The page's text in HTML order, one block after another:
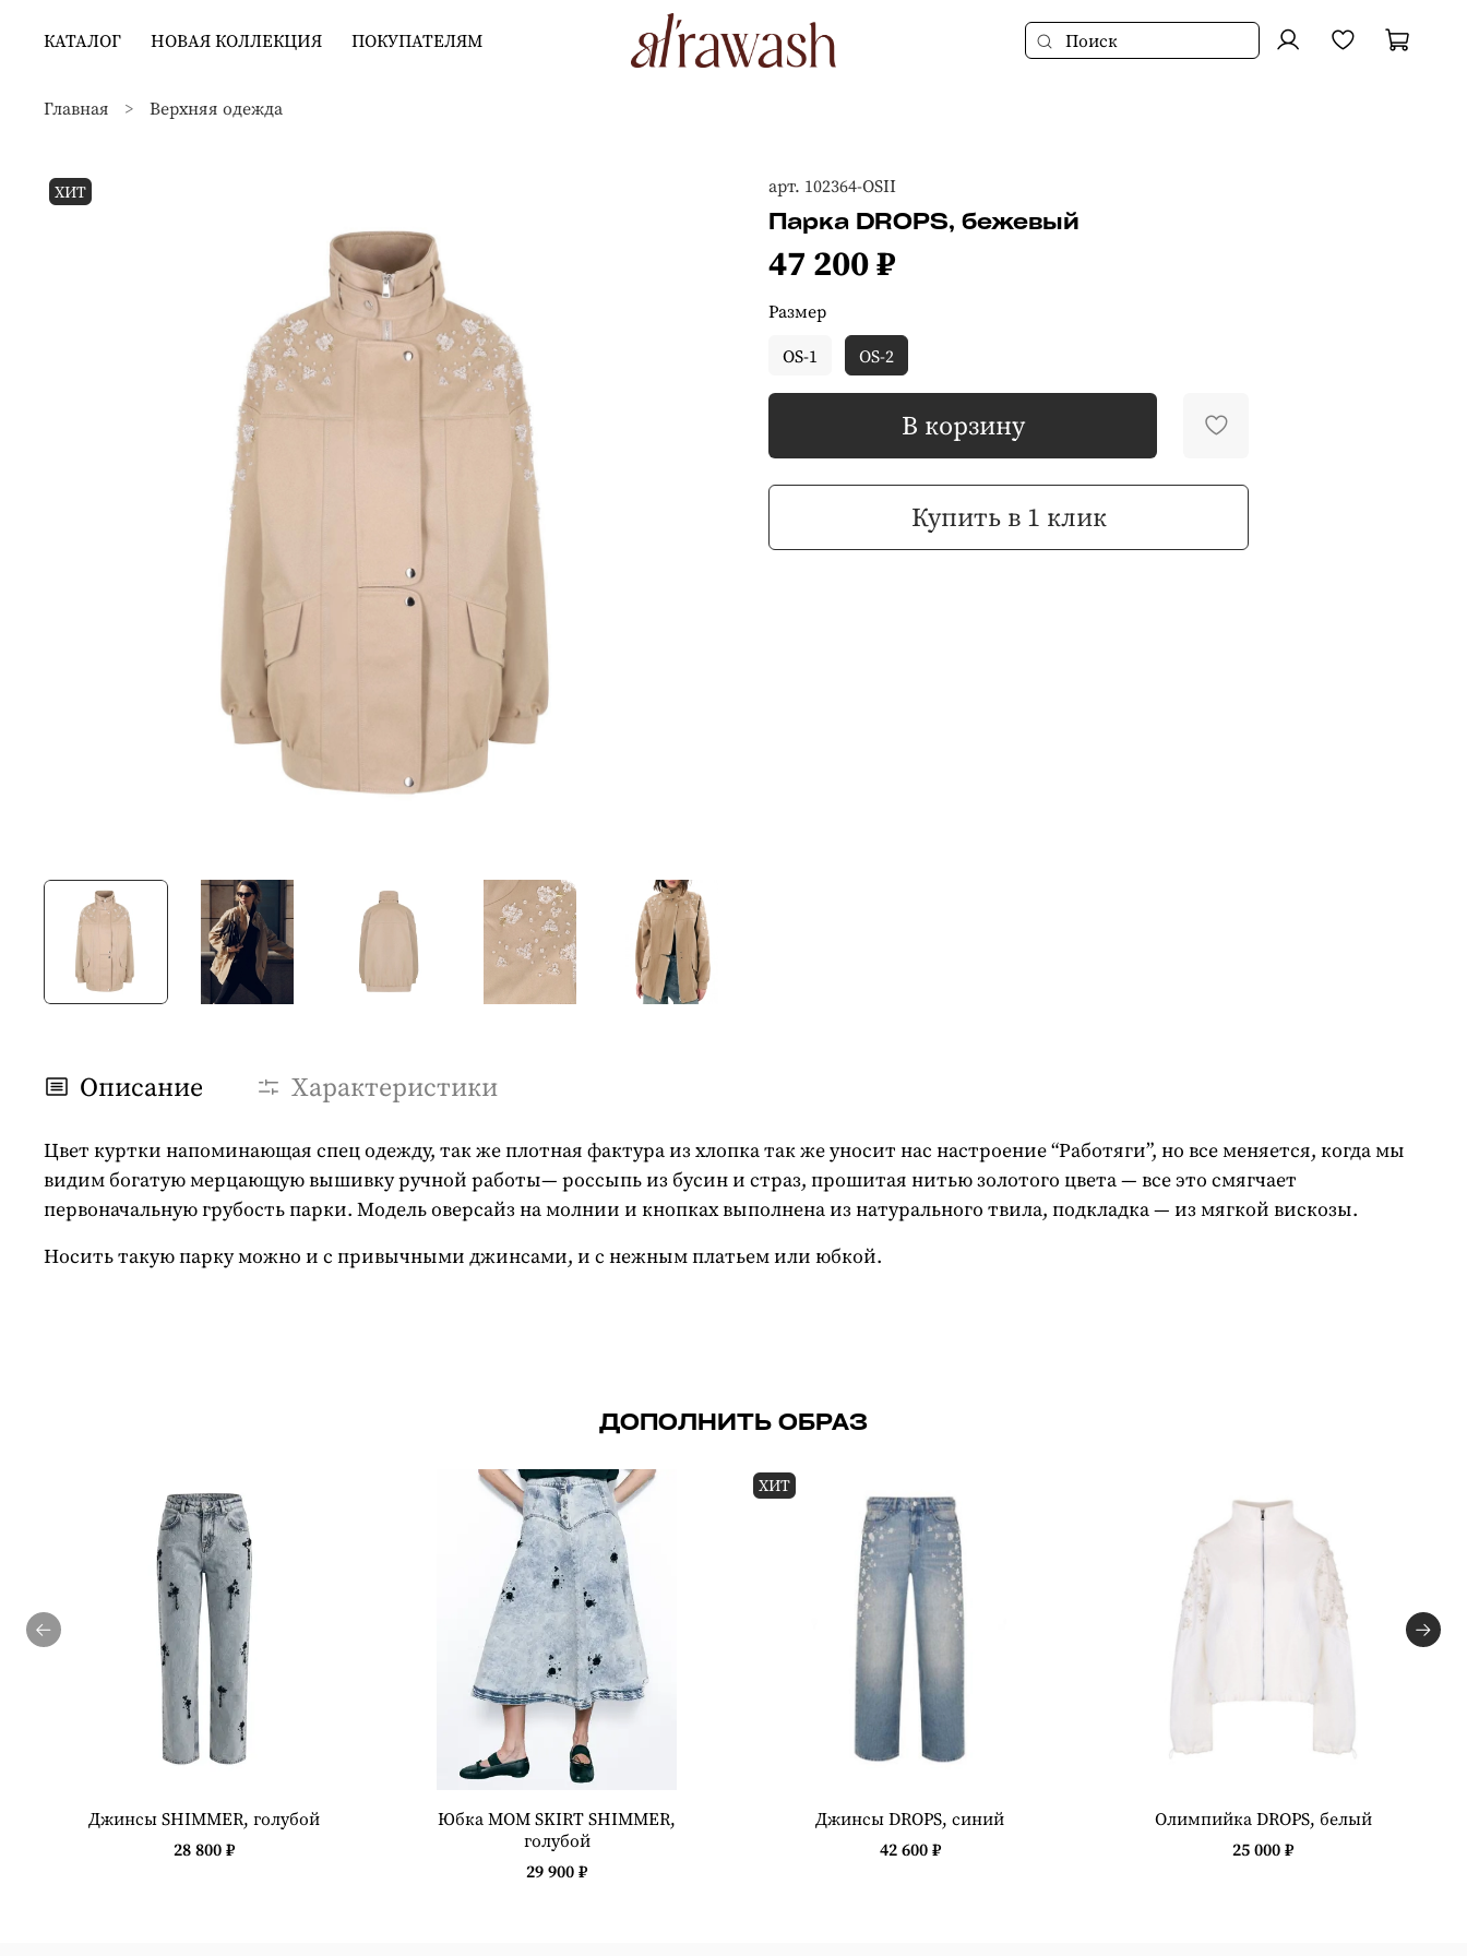
КАТАЛОГ НОВАЯ КОЛЛЕКЦИЯ ПОКУПАТЕЛЯМ
Главная Верхняя одежда
ХИТ арт. 102364-OSII
Парка DROPS, бежевый
47 200 ₽
В корзину
Купить в 1 клик
Размер
OS-1
OS-2
Описание Характеристики
Цвет куртки напоминающая спец одежду, так же плотная фактура из хлопка так же уносит нас настроение “Работяги”, но все меняется, когда мы
видим богатую мерцающую вышивку ручной работы— россыпь из бусин и страз, прошитая нитью золотого цвета — все это смягчает
первоначальную грубость парки. Модель оверсайз на молнии и кнопках выполнена из натурального твила, подкладка — из мягкой вискозы.
Носить такую парку можно и с привычными джинсами, и с нежным платьем или юбкой.
ДОПОЛНИТЬ ОБРАЗ
Джинсы SHIMMER, голубой
28 800 ₽
Юбка MOM SKIRT SHIMMER,
голубой
29 900 ₽
ХИТ
Джинсы DROPS, синий
42 600 ₽
Олимпийка DROPS, белый
25 000 ₽